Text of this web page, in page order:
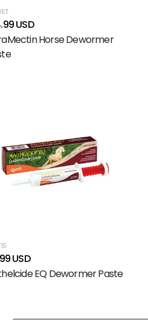
USD
Horse Dewormer
USD
EQ Dewormer Paste